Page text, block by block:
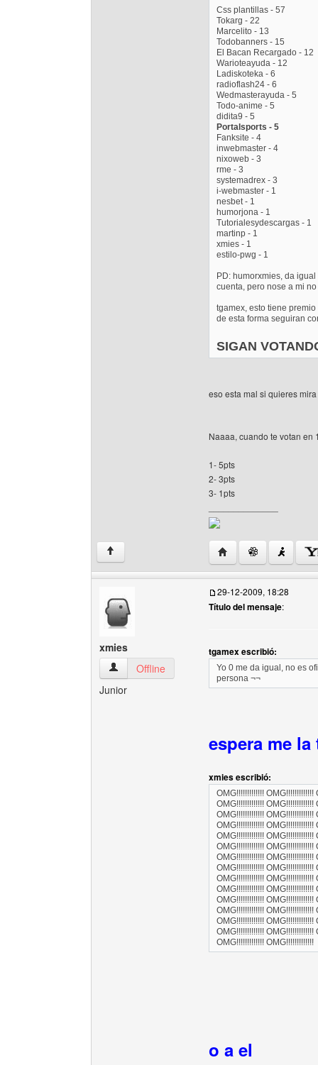
Css plantillas - 57
Tokarg - 22
Marcelito - 13
Todobanners - 15
El Bacan Recargado - 12
Warioteayuda - 12
Ladiskoteka - 6
radioflash24 - 6
Wedmasterayuda - 5
Todo-anime - 5
didita9 - 5
Portalsports - 5
Fanksite - 4
inwebmaster - 4
nixoweb - 3
rme - 3
systemadrex - 3
i-webmaster - 1
nesbet - 1
humorjona - 1
Tutorialesydescargas - 1
martinp - 1
xmies - 1
estilo-pwg - 1
PD: humorxmies, da
cuenta, pero nose a mi
tgamex, esto tiene
de esta forma seguiran
SIGAN
eso esta mal si quieres
Naaaa, cuando te votan en
1- 5pts
2- 3pts
3- 1pts
↑ Visitar sitio web del
xmies
xmies Ver perfil del usuario
Offline
Junior
29-12-2009, 18:28
Título del mensaje:
tgamex escribió:
Yo 0 me da igual, no es
persona ¬¬
espera me
xmies escribió:
OMG!!!!!!!!!!!!! OMG!!!!!!!!!!!!!
OMG!!!!!!!!!!!!! OMG!!!!!!!!!!!!!
OMG!!!!!!!!!!!!! OMG!!!!!!!!!!!!!
OMG!!!!!!!!!!!!! OMG!!!!!!!!!!!!!
OMG!!!!!!!!!!!!! OMG!!!!!!!!!!!!!
OMG!!!!!!!!!!!!! OMG!!!!!!!!!!!!!
OMG!!!!!!!!!!!!! OMG!!!!!!!!!!!!!
OMG!!!!!!!!!!!!! OMG!!!!!!!!!!!!!
OMG!!!!!!!!!!!!! OMG!!!!!!!!!!!!!
OMG!!!!!!!!!!!!! OMG!!!!!!!!!!!!!
OMG!!!!!!!!!!!!! OMG!!!!!!!!!!!!!
OMG!!!!!!!!!!!!! OMG!!!!!!!!!!!!!
OMG!!!!!!!!!!!!! OMG!!!!!!!!!!!!!
OMG!!!!!!!!!!!!! OMG!!!!!!!!!!!!!
OMG!!!!!!!!!!!!! OMG!!!!!!!!!!!!!
o a el